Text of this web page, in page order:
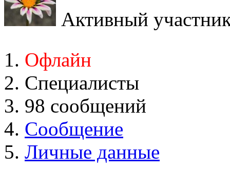
Активный
Офлайн
Специалисты
98 сообщений
Сообщение
Личные данные